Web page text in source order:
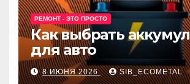
РЕМОНТ - ЭТО ПРОСТО
Как выбрать
для авто
8 ИЮНЯ 2026 SIB_ECOMETAL